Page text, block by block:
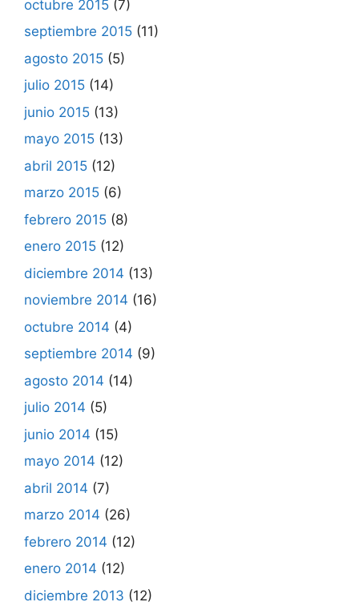
octubre 2015 (7)
septiembre 2015 (11)
agosto 2015 (5)
julio 2015 (14)
junio 2015 (13)
mayo 2015 (13)
abril 2015 (12)
marzo 2015 (6)
febrero 2015 (8)
enero 2015 (12)
diciembre 2014 (13)
noviembre 2014 (16)
octubre 2014 (4)
septiembre 2014 (9)
agosto 2014 (14)
julio 2014 (5)
junio 2014 (15)
mayo 2014 (12)
abril 2014 (7)
marzo 2014 (26)
febrero 2014 (12)
enero 2014 (12)
diciembre 2013 (12)